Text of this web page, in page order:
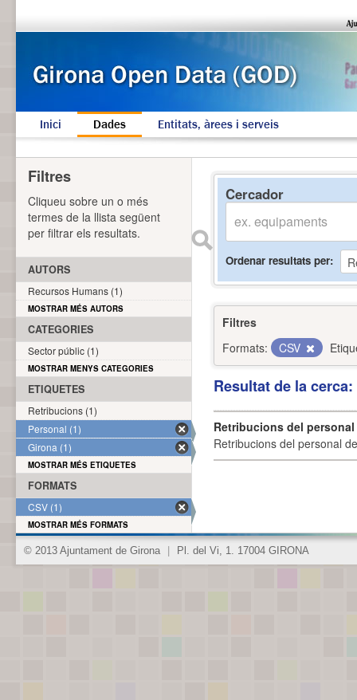
Inici Dades Entitats, àrees i serveis
Cercador
Ordenar resultats per
Filtres
Formats:
CSV
Resultat de la
Retribucions del
Retribucions del personal
Filtres
Cliqueu sobre un o més
termes de la llista següent
per filtrar els resultats.
AUTORS
Recursos Humans (1)
MOSTRAR MÉS AUTORS
CATEGORIES
Sector públic (1)
MOSTRAR MENYS CATEGORIES
ETIQUETES
Retribucions (1)
Personal (1)
Girona (1)
MOSTRAR MÉS ETIQUETES
FORMATS
CSV (1)
MOSTRAR MÉS FORMATS
© 2013 Ajuntament de Girona Pl. del Vi, 1. 17004 GIRONA